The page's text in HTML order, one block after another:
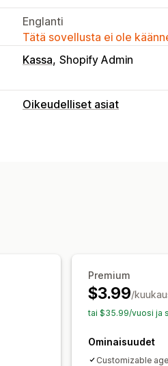
Englanti
Tätä sovellusta ei ole
Kassa Shopify Admin
Oikeudelliset asiat
Mukautettu teksti
Premium
$3.99/
tai $35.99/vuosi ja
Ominaisuudet
Customizable